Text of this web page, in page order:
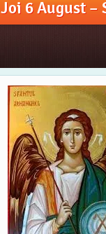
Joi 6 August –